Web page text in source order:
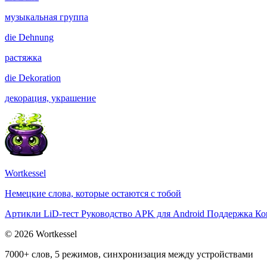
музыкальная группа
die Dehnung
растяжка
die Dekoration
декорация, украшение
Wortkessel
Немецкие слова, которые остаются с тобой
Артикли LiD-тест Руководство APK для Android Поддержка
© 2026 Wortkessel
7000+ слов, 5 режимов, синхронизация между устройствами